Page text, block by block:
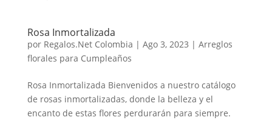
Rosa Inmortalizada
por Regalos.Net Colombia | Ago 3, 2023 | Arreglos
florales para Cumpleaños
Rosa Inmortalizada Bienvenidos a nuestro catálogo
de rosas inmortalizadas, donde la belleza y el
encanto de estas flores perdurarán para siempre.